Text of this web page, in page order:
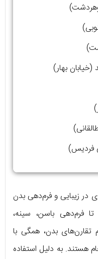
(خیابان بهار)
فردیس)
در زیبایی و فرم‌دهی بدن
فرم‌دهی باسن، سینه،
بدن، همگی با
هستند. به دلیل استفاده